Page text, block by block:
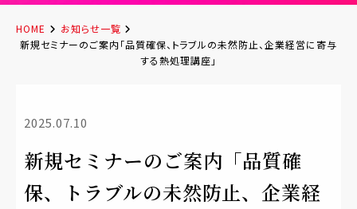
HOME
お知らせ一覧
新規セミナーのご案内「品質確保、トラブルの未然防止、企業経営に寄与
する熱処理講座」
2025.07.10
新規セミナーのご案内「品質確
保、トラブルの未然防止、企業経